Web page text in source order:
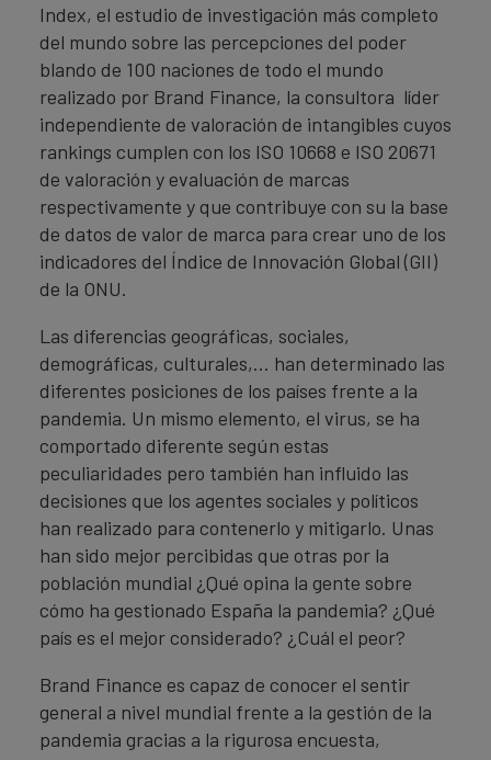
Index, el estudio de investigación más completo
del mundo sobre las percepciones del poder
blando de 100 naciones de todo el mundo
realizado por Brand Finance, la consultora líder
independiente de valoración de intangibles cuyos
rankings cumplen con los ISO 10668 e ISO 20671
de valoración y evaluación de marcas
respectivamente y que contribuye con su la base
de datos de valor de marca para crear uno de los
indicadores del Índice de Innovación Global (GII)
de la ONU.
Las diferencias geográficas, sociales,
demográficas, culturales,… han determinado las
diferentes posiciones de los países frente a la
pandemia. Un mismo elemento, el virus, se ha
comportado diferente según estas
peculiaridades pero también han influido las
decisiones que los agentes sociales y políticos
han realizado para contenerlo y mitigarlo. Unas
han sido mejor percibidas que otras por la
población mundial ¿Qué opina la gente sobre
cómo ha gestionado España la pandemia? ¿Qué
país es el mejor considerado? ¿Cuál el peor?
Brand Finance es capaz de conocer el sentir
general a nivel mundial frente a la gestión de la
pandemia gracias a la rigurosa encuesta,